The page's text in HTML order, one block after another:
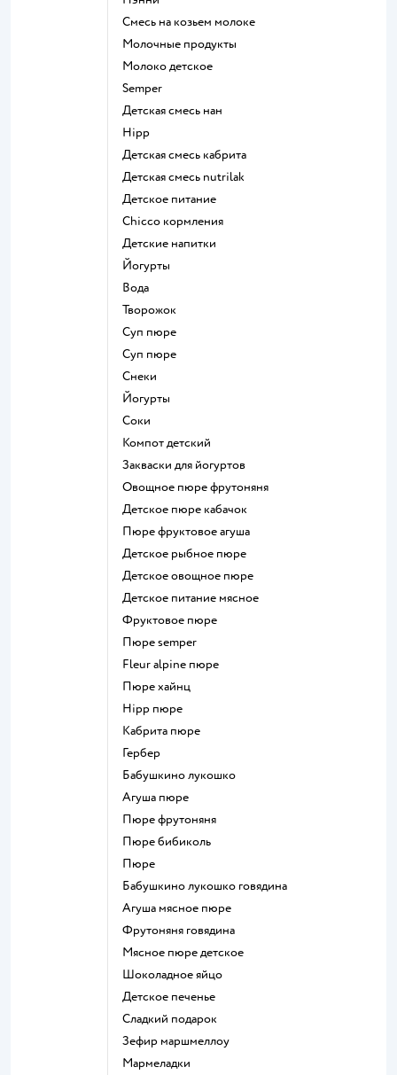
смесь на козьем молоке
молочные продукты
молоко детское
semper
детская смесь нан
hipp
детская смесь кабрита
детская смесь nutrilak
детское питание
chicco кормления
детские напитки
йогурты
Вода
творожок
суп пюре
суп пюре
Снеки
йогурты
Соки
компот детский
Закваски для йогуртов
овощное пюре фрутоняня
детское пюре кабачок
пюре фруктовое агуша
детское рыбное пюре
детское овощное пюре
детское питание мясное
фруктовое пюре
пюре semper
fleur alpine пюре
пюре хайнц
hipp пюре
кабрита пюре
гербер
бабушкино лукошко
агуша пюре
пюре фрутоняня
пюре бибиколь
пюре
бабушкино лукошко говядина
агуша мясное пюре
фрутоняня говядина
мясное пюре детское
шоколадное яйцо
детское печенье
сладкий подарок
зефир маршмеллоу
мармеладки